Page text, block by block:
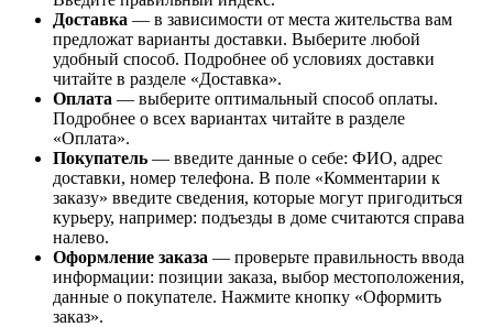
Доставка — в зависимости от места жительства вам
предложат варианты доставки. Выберите любой
удобный способ. Подробнее об условиях доставки
читайте в разделе «Доставка».
Оплата — выберите оптимальный способ оплаты.
Подробнее о всех вариантах читайте в разделе
«Оплата».
Покупатель — введите данные о себе: ФИО, адрес
доставки, номер телефона. В поле «Комментарии к
заказу» введите сведения, которые могут пригодиться
курьеру, например: подъезды в доме считаются справа
налево.
Оформление заказа — проверьте правильность ввода
информации: позиции заказа, выбор местоположения,
данные о покупателе. Нажмите кнопку «Оформить
заказ».